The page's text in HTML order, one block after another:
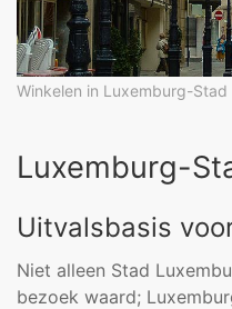
Winkelen in Luxemburg-Stad
Luxemburg-
Uitvalsbasis
Niet alleen Stad
bezoek waard;